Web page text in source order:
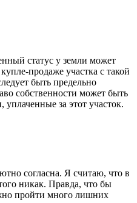
статус у земли может
продаже участка с такой
быть предельно
собственности может быть
уплаченные за этот участок.
согласна. Я считаю, что в
никак. Правда, что бы
пройти много лишних